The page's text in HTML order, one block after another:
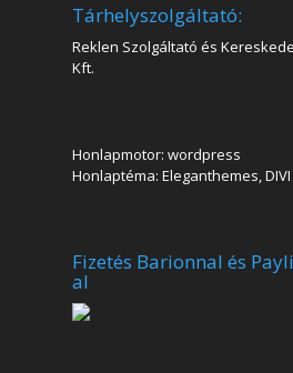
Tárhelyszolgáltató:
Reklen Szolgáltató és
Kft.
Honlapmotor: wordpress
Honlaptéma: Eleganthemes, DIVI
Fizetés Barionnal és
al